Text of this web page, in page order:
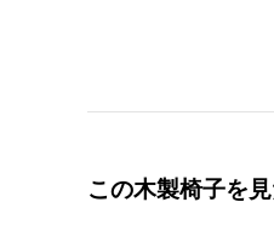
この木製椅子を